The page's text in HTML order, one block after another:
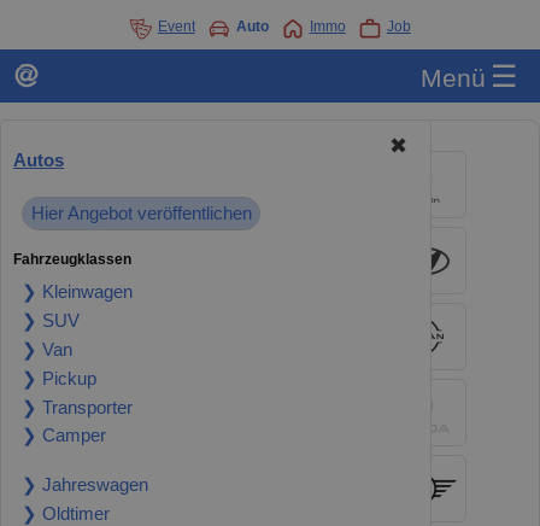
Event Auto Immo Job
Menü ☰
✖
Autos
Hier Angebot veröffentlichen
Fahrzeugklassen
❯ Kleinwagen
❯ SUV
❯ Van
❯ Pickup
❯ Transporter
❯ Camper
❯ Jahreswagen
❯ Oldtimer